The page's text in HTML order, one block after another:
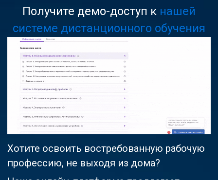
Получите демо-доступ к нашей
системе дистанционного обучения
Хотите освоить востребованную рабочую
профессию, не выходя из дома?